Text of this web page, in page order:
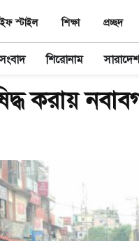
স্টাইল শিক্ষা প্রচ্ছদ
শিরোনাম সারাদেশ
করায়